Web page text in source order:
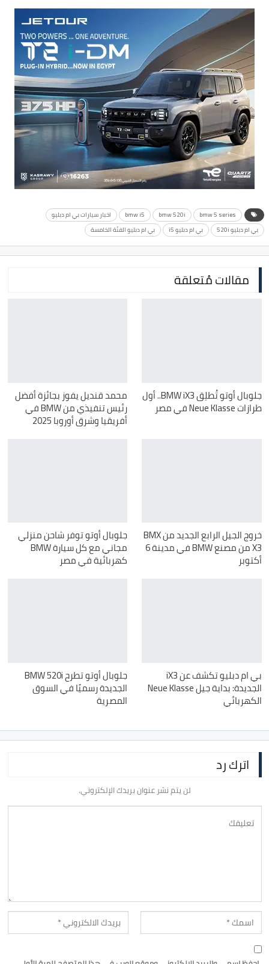
bmw 5 series
bmw 520i
bmw i5
اخبار سيارات بي ام دبليو
بي ام دبليو 520i
بي ام دبليو i5 بي ام دبليو الفئة الخامسة
مقالات مُتعلقة
جلوبال أوتو تُطلِق BMW iX3.. أول
طرازات Neue Klasse في مصر
محمد قنديل يفوز بجائزة أفضل
رئيس تنفيذي من BMW في
أفريقيا وشرق أوروبا 2025
خروج الجيل الرابع الجديد من BMX
X3 من مصنع BMW في مدينة 6
أكتوبر
جلوبال أوتو توفر شاحن منزلي
مجاني مع كل سيارة BMW
كهربائية في مصر
بي ام دبليو تكشف عن iX3
الجديدة: بداية جيل Neue Klasse
الكهربائي
جلوبال أوتو تطرح BMW 520i
الجديدة رسميًا في السوق
المصرية
اترك رد
لن يتم نشر عنوان بريدك الإلكتروني.